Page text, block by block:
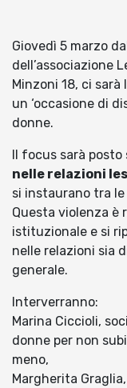
Giovedì 5 marzo
dell’associazione
Minzoni 18, ci sarà
un ‘occasione di
donne.
Il focus sarà posto
nelle relazioni
si instaurano tra le
Questa violenza è
istituzionale e si
nelle relazioni sia
generale.
Interverranno:
Marina Ciccioli,
donne per non
meno,
Margherita